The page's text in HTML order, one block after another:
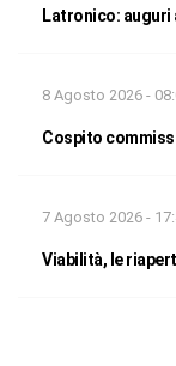
Latronico: auguri
8 Agosto 2026 -
Cospito
7 Agosto 2026 -
Viabilità, le